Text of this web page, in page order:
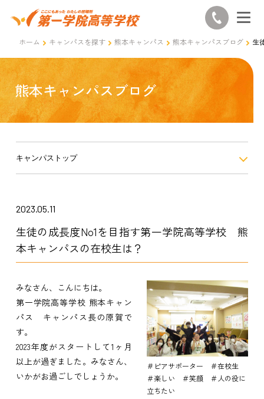
ホーム キャンパスを探す 熊本キャンパス 熊本キャンパスブログ 生
熊本キャンパスブログ
キャンパストップ
2023.05.11
生徒の成長度No1を目指す第一学院高等学校 熊
本キャンパスの在校生は？
＃ピアサポーター ＃在校生
＃楽しい ＃笑顔 ＃人の役に
立ちたい
みなさん、こんにちは。
第一学院高等学校 熊本キャン
パス キャンパス長の原賀で
す。
2023年度がスタートして1ヶ月
以上が過ぎました。みなさん、
いかがお過ごしでしょうか。